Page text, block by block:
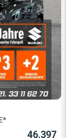
46.397